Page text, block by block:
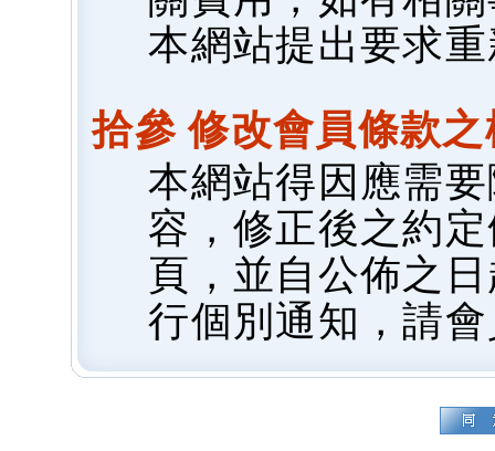
本網站提出要求
拾參 修改會員條款
本網站得因應需
容，修正後之約
頁，並自公佈之
行個別通知，請